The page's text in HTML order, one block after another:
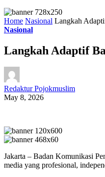
Home Nasional Langkah
Nasional
Langkah Adaptif
Redaktur Pojokmuslim
May 8, 2026
Jakarta – Badan Komunikasi
media yang profesional,